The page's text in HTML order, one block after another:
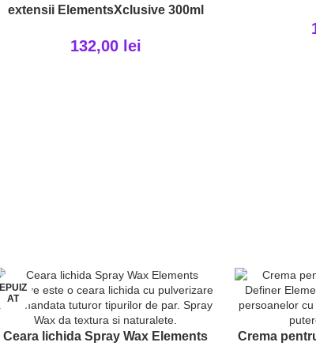
extensii ElementsXclusive 300ml
132,00 lei
EPUIZ
AT
Ceara lichida Spray Wax Elements
Crema